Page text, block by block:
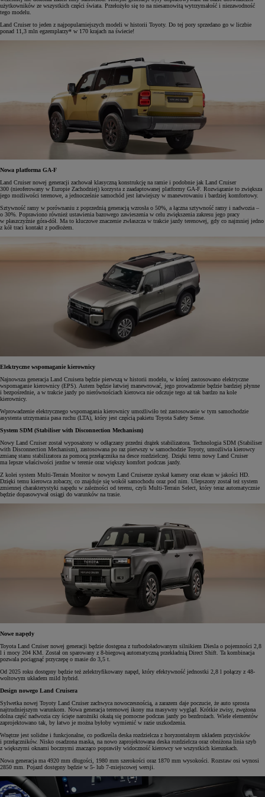
użytkowników ze wszystkich części świata. Przełożyło się to na niesamowitą wytrzymałość i niezawodność
tego modelu.
Land Cruiser to jeden z najpopularniejszych modeli w historii Toyoty. Do tej pory sprzedano go w liczbie
ponad 11,3 mln egzemplarzy* w 170 krajach na świecie!
Nowa platforma GA-F
Land Cruiser nowej generacji zachował klasyczną konstrukcję na ramie i podobnie jak Land Cruiser
300 (nieoferowany w Europie Zachodniej) korzysta z zaadaptowanej platformy GA-F. Rozwiązanie to zwiększa
jego możliwości terenowe, a jednocześnie samochód jest łatwiejszy w manewrowaniu i bardziej komfortowy.
Sztywność ramy w porównaniu z poprzednią generacją wzrosła o 50%, a łączna sztywność ramy i nadwozia –
o 30%. Poprawiono również ustawienia bazowego zawieszenia w celu zwiększenia zakresu jego pracy
w płaszczyźnie góra-dół. Ma to kluczowe znaczenie zwłaszcza w trakcie jazdy terenowej, gdy co najmniej jedno
z kół traci kontakt z podłożem.
Elektryczne wspomaganie kierownicy
Najnowsza generacja Land Cruisera będzie pierwszą w historii modelu, w której zastosowano elektryczne
wspomaganie kierownicy (EPS). Autem będzie łatwiej manewrować, jego prowadzenie będzie bardziej płynne
i bezpośrednie, a w trakcie jazdy po nierównościach kierowca nie odczuje tego aż tak bardzo na kole
kierownicy.
Wprowadzenie elektrycznego wspomagania kierownicy umożliwiło też zastosowanie w tym samochodzie
asystenta utrzymania pasa ruchu (LTA), który jest częścią pakietu Toyota Safety Sense.
System SDM (Stabiliser with Disconnection Mechanism)
Nowy Land Cruiser został wyposażony w odłączany przedni drążek stabilizatora. Technologia SDM (Stabiliser
with Disconnection Mechanism), zastosowana po raz pierwszy w samochodzie Toyoty, umożliwia kierowcy
zmianę stanu stabilizatora za pomocą przełącznika na desce rozdzielczej. Dzięki temu nowy Land Cruiser
ma lepsze właściwości jezdne w terenie oraz większy komfort podczas jazdy.
Z kolei system Multi-Terrain Monitor w nowym Land Cruiserze zyskał kamery oraz ekran w jakości HD.
Dzięki temu kierowca zobaczy, co znajduje się wokół samochodu oraz pod nim. Ulepszony został też system
zmiennej charakterystyki napędu w zależności od terenu, czyli Multi-Terrain Select, który teraz automatycznie
będzie dopasowywał osiągi do warunków na trasie.
Nowe napędy
Toyota Land Cruiser nowej generacji będzie dostępna z turbodoładowanym silnikiem Diesla o pojemności 2,8
l i mocy 204 KM. Został on sparowany z 8-biegową automatyczną przekładnią Direct Shift. Ta kombinacja
pozwala pociągnąć przyczepę o masie do 3,5 t.
Od 2025 roku dostępny będzie też zelektryfikowany napęd, który efektywność jednostki 2,8 l połączy z 48-
woltowym układem mild hybrid.
Design nowego Land Cruisera
Sylwetka nowej Toyoty Land Cruiser zachwyca nowoczesnością, a zarazem daje poczucie, że auto sprosta
najtrudniejszym warunkom. Nowa generacja terenowej ikony ma masywny wygląd. Krótkie zwisy, zwężona
dolna część nadwozia czy ścięte narożniki okażą się pomocne podczas jazdy po bezdrożach. Wiele elementów
zaprojektowano tak, by łatwo je można byłoby wymienić w razie uszkodzenia.
Wnętrze jest solidne i funkcjonalne, co podkreśla deska rozdzielcza z horyzontalnym układem przycisków
i przełączników. Nisko osadzona maska, na nowo zaprojektowana deska rozdzielcza oraz obniżona linia szyb
z większymi oknami bocznymi znacząco poprawiły widoczność kierowcy we wszystkich kierunkach.
Nowa generacja ma 4920 mm długości, 1980 mm szerokości oraz 1870 mm wysokości. Rozstaw osi wynosi
2850 mm. Pojazd dostępny będzie w 5- lub 7-miejscowej wersji.